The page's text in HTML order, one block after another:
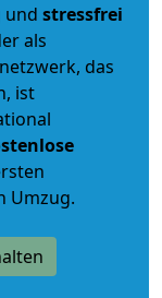
und stressfrei
als
das
ist
Umzug.